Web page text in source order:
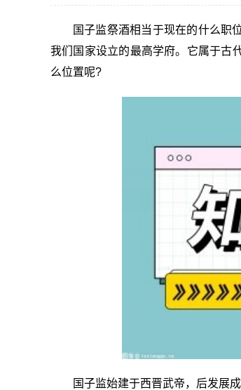
国子监祭酒相当于现在的什么职
我们国家设立的最高学府。它属于古
么位置呢?
国子监始建于西晋武帝，后发展